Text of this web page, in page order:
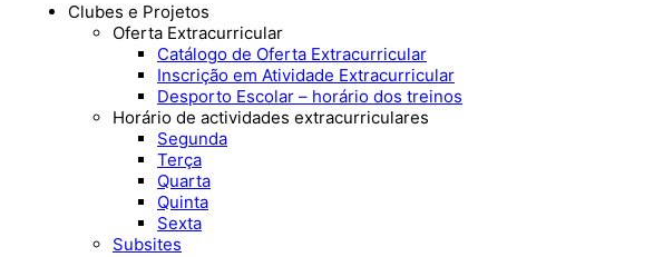
Clubes e Projetos
Oferta Extracurricular
Catálogo de Oferta Extracurricular
Inscrição em Atividade Extracurricular
Desporto Escolar – horário dos treinos
Horário de actividades extracurriculares
Segunda
Terça
Quarta
Quinta
Sexta
Subsites